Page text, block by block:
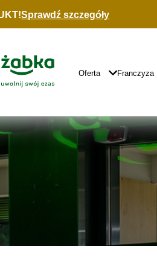
Sprawdź szczegóły
Główne
Logo
Główna
Nawigacja
Oferta Franczyza